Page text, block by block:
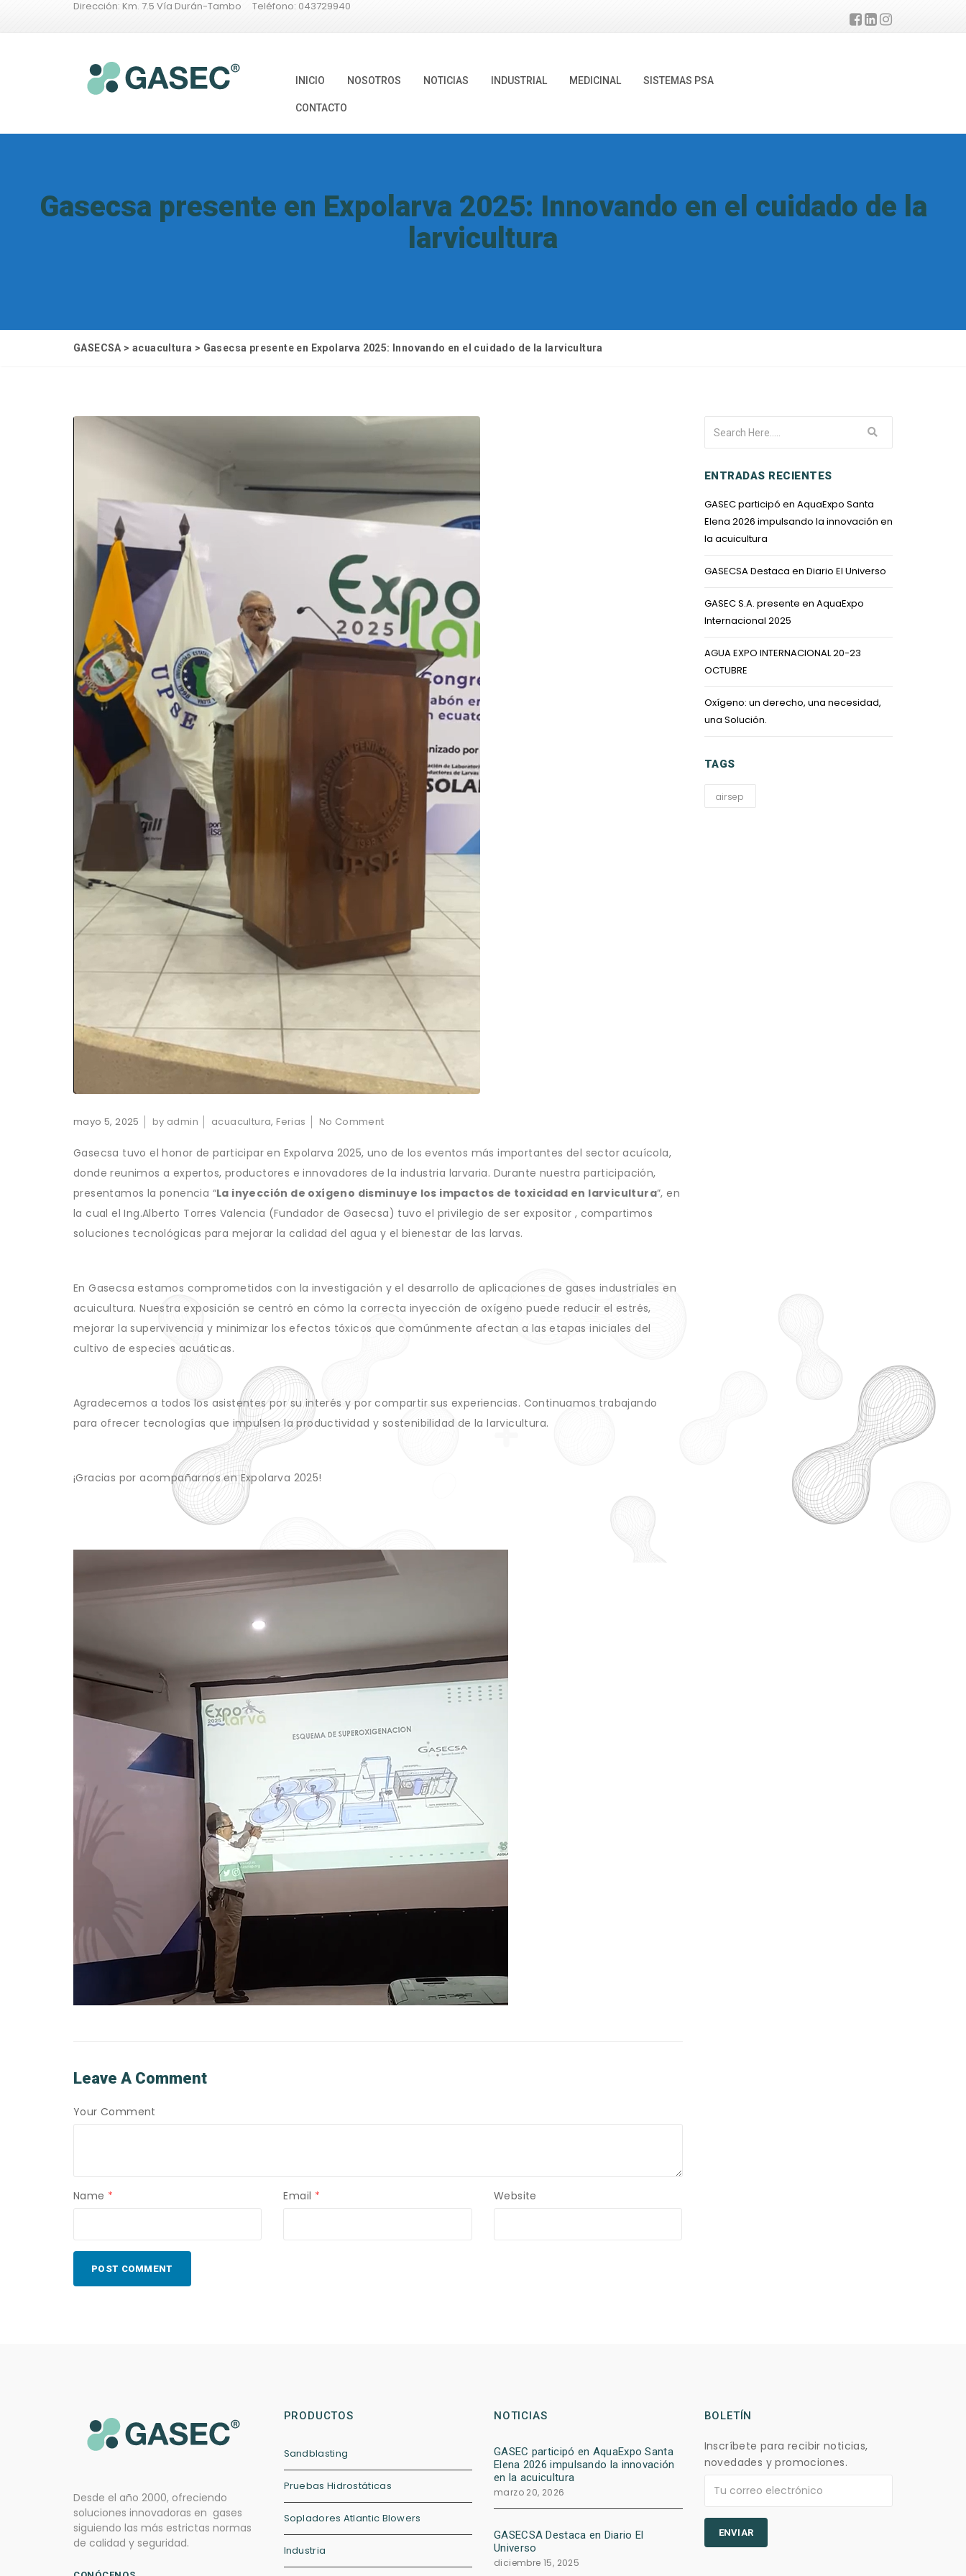
Dirección: Km. 7.5 Vía Durán-Tambo Teléfono: 043729940
INICIO NOSOTROS NOTICIAS INDUSTRIAL MEDICINAL SISTEMAS PSA
CONTACTO
Gasecsa presente en Expolarva 2025: Innovando en el cuidado de la
larvicultura
GASECSA >acuacultura > Gasecsa presente en Expolarva 2025: Innovando en el cuidado de la larvicultura
mayo 5, 2025 by admin acuacultura, Ferias No Comment
Gasecsa tuvo el honor de participar en Expolarva 2025, uno de los eventos más importantes del sector acuícola,
donde reunimos a expertos, productores e innovadores de la industria larvaria. Durante nuestra participación,
presentamos la ponencia “La inyección de oxígeno disminuye los impactos de toxicidad en larvicultura”, en
la cual el Ing.Alberto Torres Valencia (Fundador de Gasecsa) tuvo el privilegio de ser expositor , compartimos
soluciones tecnológicas para mejorar la calidad del agua y el bienestar de las larvas.
En Gasecsa estamos comprometidos con la investigación y el desarrollo de aplicaciones de gases industriales en
acuicultura. Nuestra exposición se centró en cómo la correcta inyección de oxígeno puede reducir el estrés,
mejorar la supervivencia y minimizar los efectos tóxicos que comúnmente afectan a las etapas iniciales del
cultivo de especies acuáticas.
Agradecemos a todos los asistentes por su interés y por compartir sus experiencias. Continuamos trabajando
para ofrecer tecnologías que impulsen la productividad y sostenibilidad de la larvicultura.
¡Gracias por acompañarnos en Expolarva 2025!
Leave A Comment
Your Comment
Name * Email * Website
POST COMMENT
ENTRADAS RECIENTES
GASEC participó en AquaExpo Santa
Elena 2026 impulsando la innovación en
la acuicultura
GASECSA Destaca en Diario El Universo
GASEC S.A. presente en AquaExpo
Internacional 2025
AGUA EXPO INTERNACIONAL 20-23
OCTUBRE
Oxígeno: un derecho, una necesidad,
una Solución.
TAGS
airsep
Desde el año 2000, ofreciendo
soluciones innovadoras en gases
siguiendo las más estrictas normas
de calidad y seguridad.
PRODUCTOS
Sandblasting
Pruebas Hidrostáticas
Sopladores Atlantic Blowers
Industria
NOTICIAS
GASEC participó en AquaExpo Santa
Elena 2026 impulsando la innovación
en la acuicultura
marzo 20, 2026
GASECSA Destaca en Diario El
Universo
diciembre 15, 2025
BOLETÍN
Inscríbete para recibir noticias,
novedades y promociones.
ENVIAR